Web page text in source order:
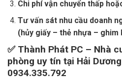
Chi phí vận chuyển thấp
Tư vấn sát nhu cầu doanh
(hủy giấy – thẻ nhựa – ghim
✅ Thành Phát PC – Nhà
phòng uy tín tại Hải
0934.335.792